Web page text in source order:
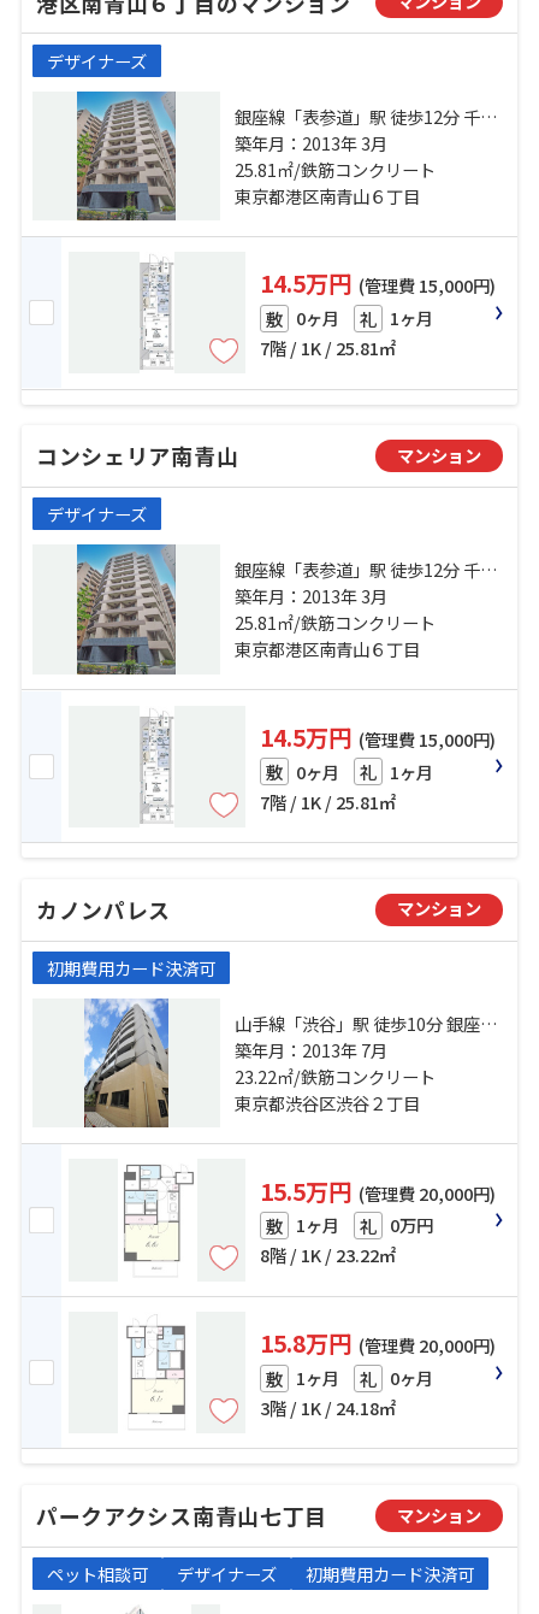
デザイナーズ
銀座線「表参道」駅 徒歩12分 千代
田線「表参道」駅 徒歩12分 日比谷
線「広尾」駅 徒歩16分
築年月：2013年 3月
25.81㎡/鉄筋コンクリート
東京都港区南青山６丁目
14.5万円 (管理費 15,000円)
敷 0ヶ月 礼 1ヶ月
7階 / 1K / 25.81㎡
コンシェリア南青山 マンション
デザイナーズ
銀座線「表参道」駅 徒歩12分 千代
田線「表参道」駅 徒歩12分 日比谷
線「広尾」駅 徒歩16分
築年月：2013年 3月
25.81㎡/鉄筋コンクリート
東京都港区南青山６丁目
14.5万円 (管理費 15,000円)
敷 0ヶ月 礼 1ヶ月
7階 / 1K / 25.81㎡
カノンパレス マンション
初期費用カード決済可
山手線「渋谷」駅 徒歩10分 銀座線
「表参道」駅 徒歩9分 京王井の頭線
「神泉」駅 徒歩20分
築年月：2013年 7月
23.22㎡/鉄筋コンクリート
東京都渋谷区渋谷２丁目
15.5万円 (管理費 20,000円)
敷 1ヶ月 礼 0万円
8階 / 1K / 23.22㎡
15.8万円 (管理費 20,000円)
敷 1ヶ月 礼 0ヶ月
3階 / 1K / 24.18㎡
パークアクシス南青山七丁目 マンション
ペット相談可 デザイナーズ 初期費用カード決済可